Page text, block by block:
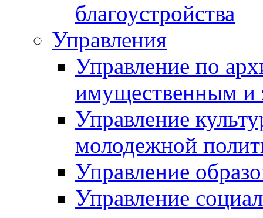
благоустройства
Управления
Управление по
имущественным и
Управление
молодежной
Управление
Управление